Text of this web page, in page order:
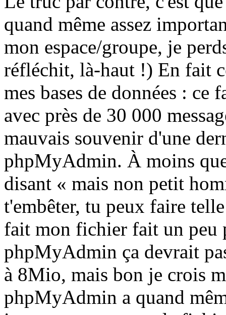
quand même assez
mon espace/groupe, je
réfléchit, là-haut !) En fait
mes bases de données :
avec près de 30 000
mauvais souvenir d'une
phpMyAdmin. À moins
disant « mais non petit
t'embêter, tu peux faire
fait mon fichier fait un peu
phpMyAdmin ça devrait
à 8Mio, mais bon je crois
phpMyAdmin a quand